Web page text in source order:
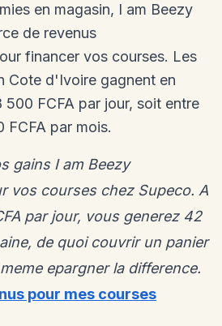
en magasin, I am Beezy
de revenus
financer vos courses. Les
Cote d'Ivoire gagnent en
FCFA par jour, soit entre
FCFA par mois.
gains I am Beezy
vos courses chez Supeco. A
par jour, vous generez 42
de quoi couvrir un panier
epargner la difference.
pour mes courses